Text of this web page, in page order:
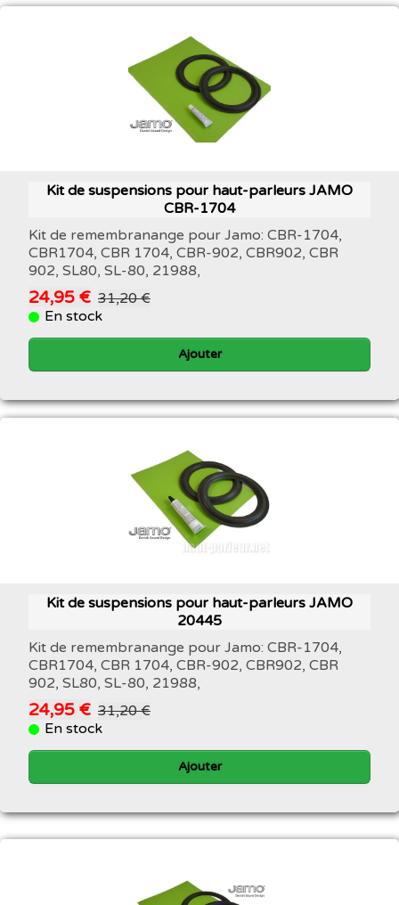
Kit de suspensions pour haut-parleurs JAMO
CBR-1704
Kit de remembranange pour Jamo: CBR-1704,
CBR1704, CBR 1704, CBR-902, CBR902, CBR
902, SL80, SL-80, 21988,
24,95 € 31,20 €
En stock
Ajouter
Kit de suspensions pour haut-parleurs JAMO
20445
Kit de remembranange pour Jamo: CBR-1704,
CBR1704, CBR 1704, CBR-902, CBR902, CBR
902, SL80, SL-80, 21988,
24,95 € 31,20 €
En stock
Ajouter